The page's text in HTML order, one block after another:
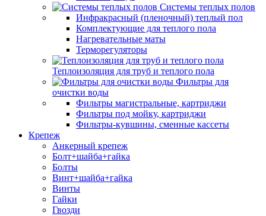
Системы теплых полов
Инфракрасный (пленочный) теплый пол
Комплектующие для теплого пола
Нагревательные маты
Терморегуляторы
Теплоизоляция для труб и теплого пола
Фильтры для
очистки воды
Фильтры магистральные, картриджи
Фильтры под мойку, картриджи
Фильтры-кувшины, сменные кассеты
Крепеж
Анкерный крепеж
Болт+шайба+гайка
Болты
Винт+шайба+гайка
Винты
Гайки
Гвозди